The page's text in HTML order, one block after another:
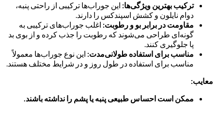
ترکیب بهترین ویژگی‌ها: این جوراب‌ها ترکیبی از راحتی پنبه،
دوام نایلون و کشش اسپندکس را دارند.
مقاومت در برابر بو و رطوبت: اغلب جوراب‌های ترکیبی به
گونه‌ای طراحی می‌شوند که رطوبت را جذب کرده و از بوی بد
پا جلوگیری کنند.
مناسب برای استفاده طولانی‌مدت: این نوع جوراب‌ها معمولاً
مناسب برای استفاده در طول روز و در شرایط مختلف هستند.
معایب:
ممکن است احساس طبیعی پنبه یا پشم را نداشته باشند.